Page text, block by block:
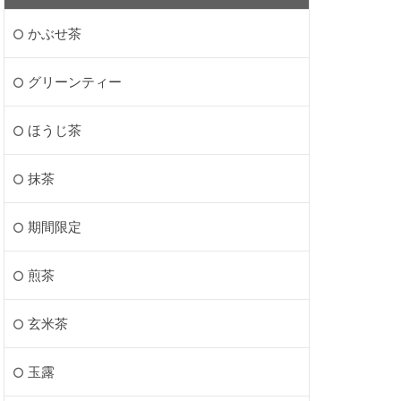
かぶせ茶
グリーンティー
ほうじ茶
抹茶
期間限定
煎茶
玄米茶
玉露